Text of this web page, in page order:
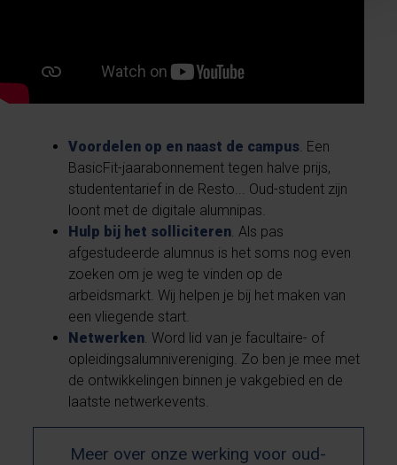
Voordelen op en naast de campus . Een
BasicFit-jaarabonnement tegen halve prijs,
studententarief in de Resto... Oud-student zijn
loont met de digitale alumnipas.
Hulp bij het solliciteren . Als pas
afgestudeerde alumnus is het soms nog even
zoeken om je weg te vinden op de
arbeidsmarkt. Wij helpen je bij het maken van
een vliegende start.
Netwerken . Word lid van je facultaire- of
opleidingsalumnivereniging. Zo ben je mee met
de ontwikkelingen binnen je vakgebied en de
laatste netwerkevents.
Meer over onze werking voor oud-